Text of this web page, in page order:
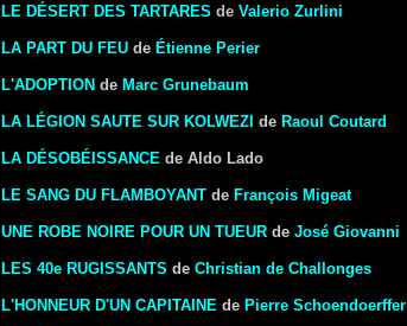
LE DÉSERT DES TARTARES de Valerio Zurlini
LA PART DU FEU de Étienne Perier
L'ADOPTION de Marc Grunebaum
LA LÉGION SAUTE SUR KOLWEZI de Raoul Coutard
LA DÉSOBÉISSANCE de Aldo Lado
LE SANG DU FLAMBOYANT de François Migeat
UNE ROBE NOIRE POUR UN TUEUR de José Giovanni
LES 40e RUGISSANTS de Christian de Challonges
L'HONNEUR D'UN CAPITAINE de Pierre Schoendoerffer